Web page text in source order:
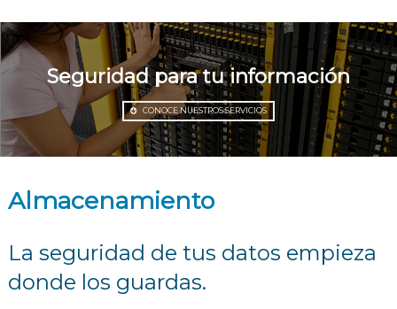
Seguridad para tu información
CONOCE NUESTROS SERVICIOS
Almacenamiento
La seguridad de tus datos empieza
donde los guardas.